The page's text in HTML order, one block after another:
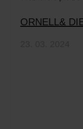
ORNELL&